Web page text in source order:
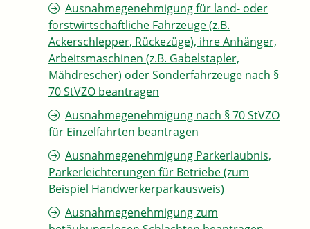
Ausnahmegenehmigung für land- oder
forstwirtschaftliche Fahrzeuge (z.B.
Ackerschlepper, Rückezüge), ihre Anhänger,
Arbeitsmaschinen (z.B. Gabelstapler,
Mähdrescher) oder Sonderfahrzeuge nach §
70 StVZO beantragen
Ausnahmegenehmigung nach § 70 StVZO
für Einzelfahrten beantragen
Ausnahmegenehmigung Parkerlaubnis,
Parkerleichterungen für Betriebe (zum
Beispiel Handwerkerparkausweis)
Ausnahmegenehmigung zum